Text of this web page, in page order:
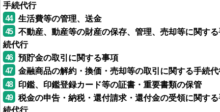
手続代行
44 生活費等の管理、送金
45
不動産、動産等の財産の保存、管理、売却等に関す
続代行
46 預貯金の取引に関する事項
47 金融商品の解約・換価・売却等の取引に関する手続
48 印鑑、印鑑登録カード等の証書・重要書類の保管
49
税金の申告・納税・還付請求・還付金の受領に関す